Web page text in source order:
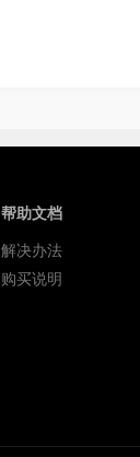
帮助文档
解决办法
购买说明